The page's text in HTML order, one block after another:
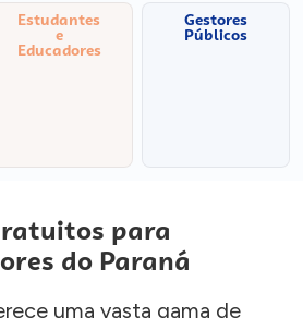
Estudantes
e
Educadores
Gestores
Públicos
para
do Paraná
uma vasta gama de